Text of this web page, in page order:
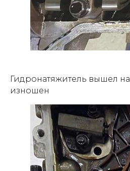
Гидронатяжитель вышел
изношен